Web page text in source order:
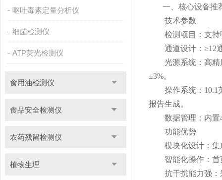
呕吐毒素定量分析仪
细菌检测仪
ATP荧光检测仪
食用油检测仪
食品安全检测仪
农药残留检测仪
植物生理
一、核心设备推
技术参数
检测项目：支持甲
通道设计：≥12通
光源系统：高精度
±3%。
操作系统：10.1英
报告生成。
数据管理：内置
功能优势
模块化设计：集成
智能化操作：首页
抗干扰能力强：采